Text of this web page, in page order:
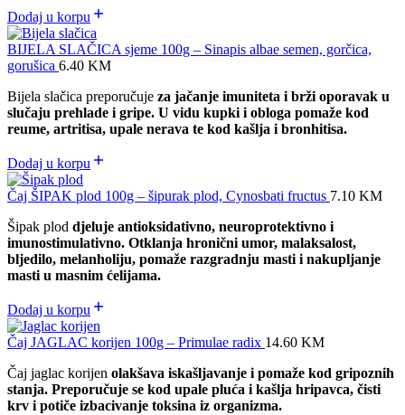
Dodaj u korpu
BIJELA SLAČICA sjeme 100g – Sinapis albae semen, gorčica,
gorušica 6.40 KM
Bijela slačica preporučuje za jačanje imuniteta i brži oporavak u
slučaju prehlade i gripe. U vidu kupki i obloga pomaže kod
reume, artritisa, upale nerava te kod kašlja i bronhitisa.
Dodaj u korpu
Čaj ŠIPAK plod 100g – šipurak plod, Cynosbati fructus 7.10 KM
Šipak plod djeluje antioksidativno, neuroprotektivno i
imunostimulativno. Otklanja hronični umor, malaksalost,
bljedilo, melanholiju, pomaže razgradnju masti i nakupljanje
masti u masnim ćelijama.
Dodaj u korpu
Čaj JAGLAC korijen 100g – Primulae radix 14.60 KM
Čaj jaglac korijen olakšava iskašljavanje i pomaže kod gripoznih
stanja. Preporučuje se kod upale pluća i kašlja hripavca, čisti
krv i potiče izbacivanje toksina iz organizma.